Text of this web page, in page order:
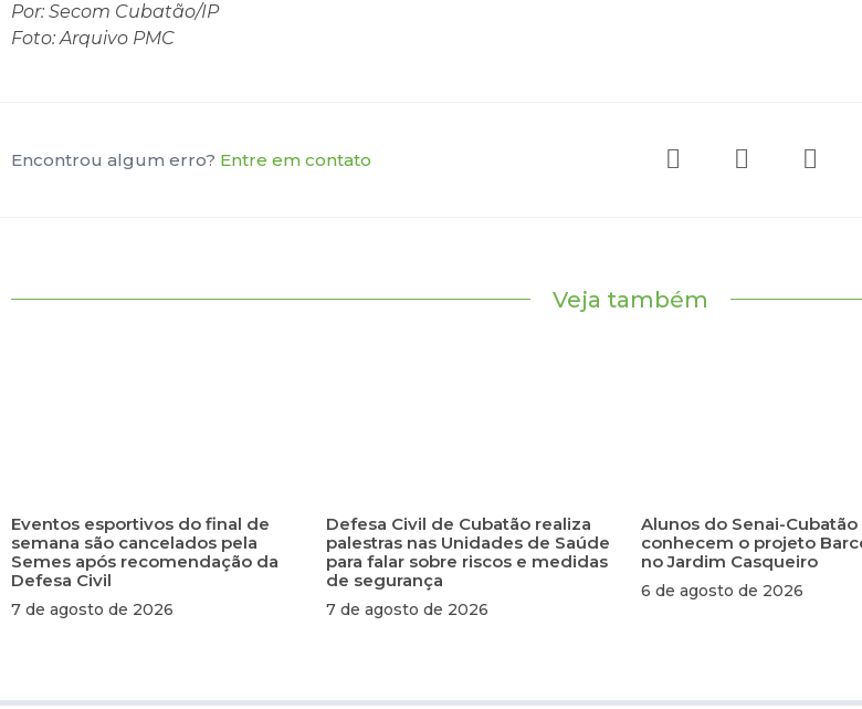
Por: Secom Cubatão/IP
Foto: Arquivo PMC
Encontrou algum erro? Entre em contato
Veja também
Eventos esportivos do final de
semana são cancelados pela
Semes após recomendação da
Defesa Civil
7 de agosto de 2026
Defesa Civil de Cubatão realiza
palestras nas Unidades de Saúde
para falar sobre riscos e medidas
de segurança
7 de agosto de 2026
Alunos do Senai-Cubatão
conhecem o projeto
no Jardim Casqueiro
6 de agosto de 2026